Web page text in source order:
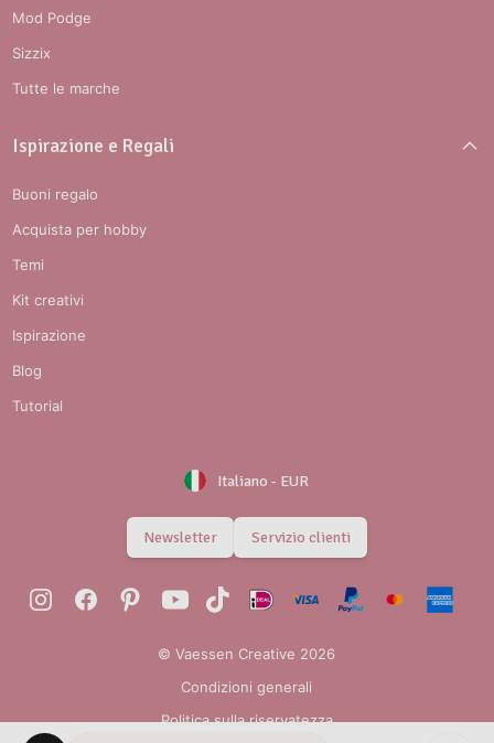
Mod Podge
Sizzix
Tutte le marche
Ispirazione e Regali
Buoni regalo
Acquista per hobby
Temi
Kit creativi
Ispirazione
Blog
Tutorial
Italiano - EUR
Newsletter Servizio clienti
© Vaessen Creative 2026
Condizioni generali
Politica sulla riservatezza